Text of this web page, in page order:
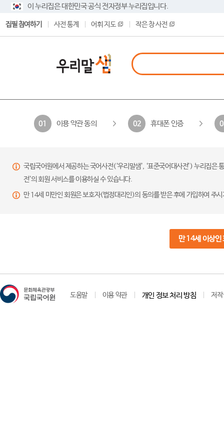
이 누리집은 대한민국 공식 전자정부 누리집입니다.
집필 참여하기 사전 통계 어휘 지도 작은 창 사전
01 이용 약관 동의 02 휴대폰 인증
국립국어원에서 제공하는 국어사전(‘우리말샘’, ‘표준국어대사전’) 누리집
전’의 회원 서비스를 이용하실 수 있습니다.
만 14세 미만인 회원은 보호자(법정대리인)의 동의를 받은 후에 가입하여 주
만 14세 이상인
도움말 이용 약관 개인 정보 처리 방침 저